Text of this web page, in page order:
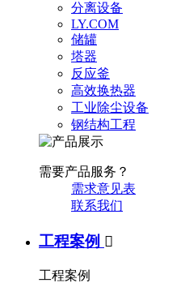
分离设备
LY.COM
储罐
塔器
反应釜
高效换热器
工业除尘设备
钢结构工程
需要产品服务？
需求意见表
联系我们
工程案例 
工程案例